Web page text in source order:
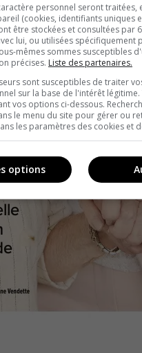
personnel seront traitées,
(cookies, identifiants uniques
être stockées et consultées par
lui, ou utilisées spécifiquement
mêmes sommes susceptibles
précises. Liste des partenaires.
sont susceptibles de traiter
sur la base de l'intérêt légitime.
vos options ci-dessous.
le menu du site pour gérer ou
les paramètres des cookies et
options